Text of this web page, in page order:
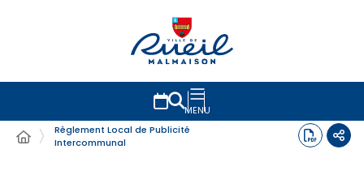
MENU
Règlement Local de Publicité
Intercommunal